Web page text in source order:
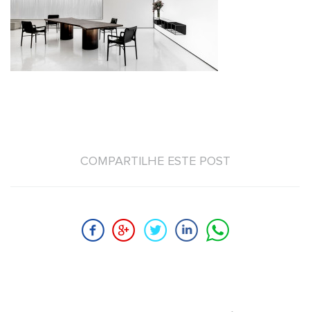
COMPARTILHE ESTE POST